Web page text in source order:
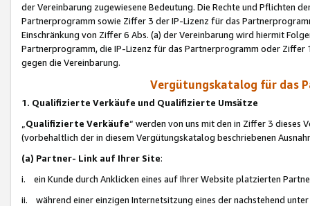
der Vereinbarung zugewiesene Bedeutung. Die Rechte und Pflichten
Partnerprogramm sowie Ziffer 3 der IP-Lizenz für das
Einschränkung von Ziffer 6 Abs. (a) der Vereinbarung wird hiermit
Partnerprogramm, die IP-Lizenz für das Partnerprogramm oder
gegen die Vereinbarung.
Vergütungskatalog für das
1. Qualifizierte Verkäufe und Qualifizierte Umsätze
Qualifizierte Verkäufe“ werden von uns mit den in Ziffer 3
(vorbehaltlich der in diesem Vergütungskatalog beschriebenen
(a) Partner- Link auf Ihrer Site:
i. ein Kunde durch Anklicken eines auf Ihrer Website platzierten
ii. während einer einzigen Internetsitzung eines der nachstehend